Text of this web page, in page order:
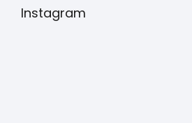
Instagram